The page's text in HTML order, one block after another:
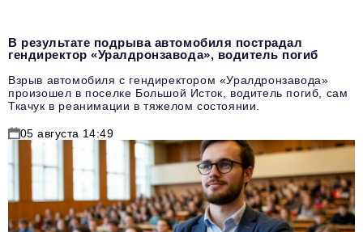
В результате подрыва автомобиля пострадал
гендиректор «Уралдронзавода», водитель погиб
Взрыв автомобиля с гендиректором «Уралдронзавода»
произошел в поселке Большой Исток, водитель погиб, сам
Ткачук в реанимации в тяжелом состоянии.
05 августа 14:49